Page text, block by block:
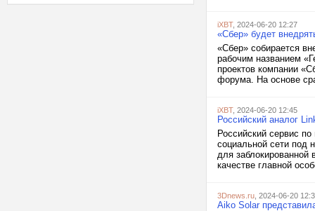
iXBT, 2024-06-20 12:27
«Сбер» будет
«Сбер» собирается
рабочим названием
проектов компании
форума. На основе
iXBT, 2024-06-20 12:45
Российский аналог
Российский сервис
социальной сети под
для заблокированной
качестве главной
3Dnews.ru , 2024-06-20
Aiko Solar